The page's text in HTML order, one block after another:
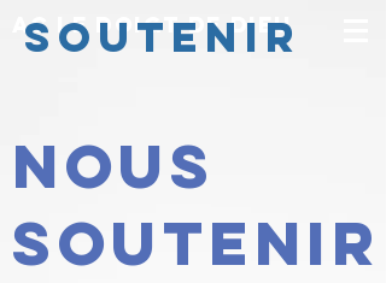
AC Le doigt de dieu
SOUTENIR
nous
Soutenir